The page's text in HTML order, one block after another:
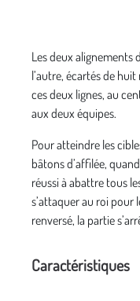
Les deux alignements
l’autre, écartés de
ces deux lignes, au
aux deux équipes.
Pour atteindre les
bâtons d’affilée,
réussi à abattre tous
s’attaquer au roi pour
renversé, la partie
Caractéristiques